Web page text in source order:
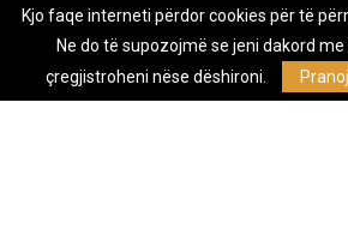
Rreth nesh Impresumi
Privacy Policy
Zhurnal.mk është Agjenci e Lajmeve e
Kjo faqe interneti përdor cookies për të
Ne do të supozojmë se jeni dakord
çregjistroheni nëse dëshironi.
Pranoj